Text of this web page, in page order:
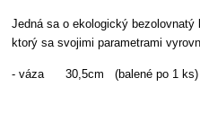
Jedná sa o ekologický
ktorý sa svojimi parametrami
- váza 30,5cm (balené po 1 ks)